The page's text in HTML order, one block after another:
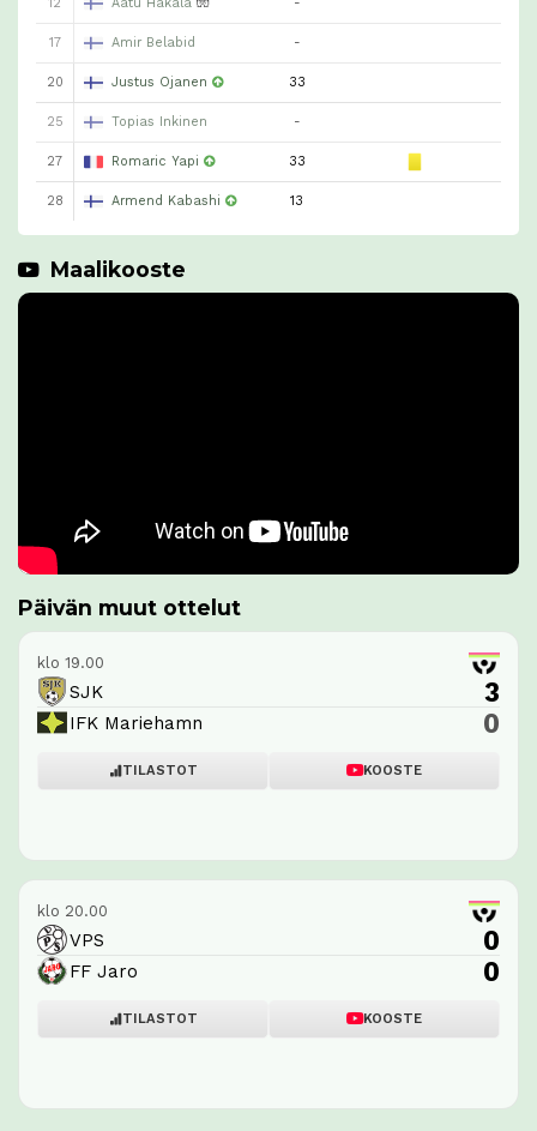
17 Amir Belabid -
20 Justus Ojanen 33
25 Topias Inkinen -
27 Romaric Yapi 33
28 Armend Kabashi 13
Maalikooste
Päivän muut ottelut
klo 19.00
SJK 3
IFK Mariehamn 0
TILASTOT KOOSTE
klo 20.00
VPS 0
FF Jaro 0
TILASTOT KOOSTE